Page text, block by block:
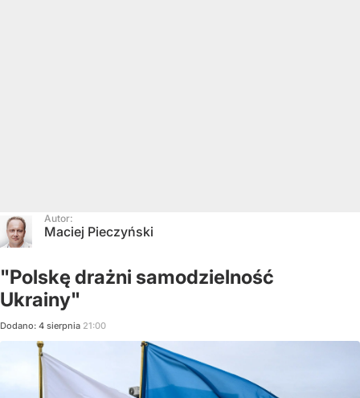
Autor:
Maciej Pieczyński
"Polskę drażni samodzielność
Ukrainy"
Dodano: 4 sierpnia 21:00